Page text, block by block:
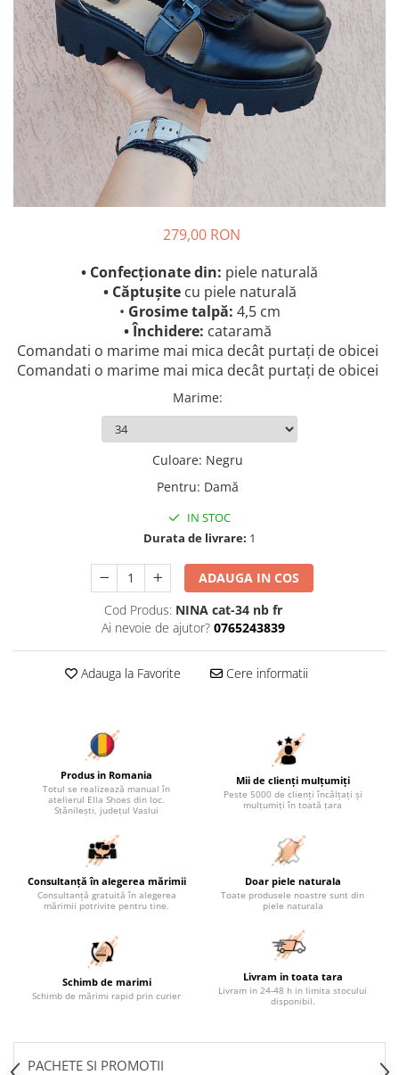
279,00 RON
• Confecționate din: piele naturală
• Căptușite cu piele naturală
• Grosime talpă: 4,5 cm
• Închidere: cataramă
Comandati o marime mai mica decât purtați de obicei
Comandati o marime mai mica decât purtați de obicei
Marime:
Culoare: Negru
Pentru: Damă
IN STOC
Durata de livrare: 1
ADAUGA IN COS
Cod Produs: NINA cat-34 nb fr
Ai nevoie de ajutor? 0765243839
Adauga la Favorite Cere informatii
Produs in Romania
Totul se realizează manual în
atelierul Ella Shoes din loc.
Stănilești, județul Vaslui
Mii de clienți mulțumiți
Peste 5000 de clienți încălțați și
mulțumiți în toată țara
Consultanță în alegerea mărimii
Consultanță gratuită în alegerea
mărimii potrivite pentru tine.
Doar piele naturala
Toate produsele noastre sunt din
piele naturala
Schimb de marimi
Schimb de mărimi rapid prin curier
Livram in toata tara
Livram in 24-48 h in limita stocului
disponibil.
PACHETE SI PROMOTII